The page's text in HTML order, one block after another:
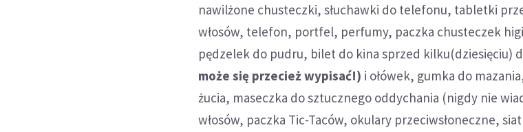
nawilżone chusteczki, słuchawki do telefonu, tabletki
włosów, telefon, portfel, perfumy, paczka chusteczek
pędzelek do pudru, bilet do kina sprzed kilku(dziesięciu)
może się przecież wypisać!) i ołówek, gumka do
żucia, maseczka do sztucznego oddychania (nigdy nie
włosów, paczka Tic-Taców, okulary przeciwsłoneczne,